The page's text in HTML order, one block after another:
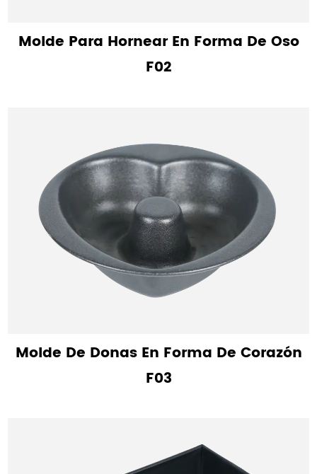
Molde Para Hornear En Forma De Oso
F02
Molde De Donas En Forma De Corazón
F03